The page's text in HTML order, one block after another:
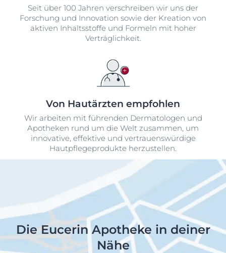
Seit über 100 Jahren verschreiben wir uns der
Forschung und Innovation sowie der Kreation von
aktiven Inhaltsstoffe und Formeln mit hoher
Verträglichkeit.
Von Hautärzten empfohlen
Wir arbeiten mit führenden Dermatologen und
Apotheken rund um die Welt zusammen, um
innovative, effektive und vertrauenswürdige
Hautpflegeprodukte herzustellen.
Die Eucerin Apotheke in deiner
Nähe